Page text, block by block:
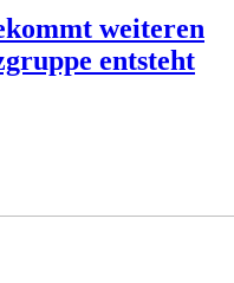
weiteren
entsteht